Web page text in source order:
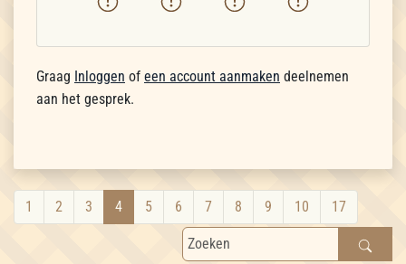
Graag Inloggen of een account aanmaken deelnemen
aan het gesprek.
1 2 3 4 5 6 7 8 9 10 17